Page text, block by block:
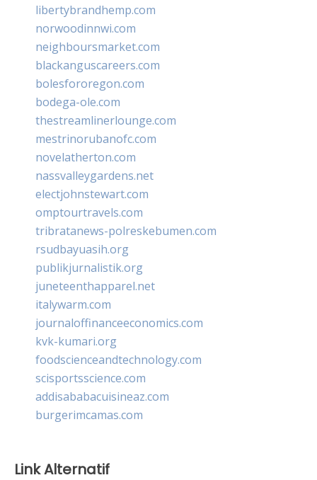
libertybrandhemp.com
norwoodinnwi.com
neighboursmarket.com
blackanguscareers.com
bolesfororegon.com
bodega-ole.com
thestreamlinerlounge.com
mestrinorubanofc.com
novelatherton.com
nassvalleygardens.net
electjohnstewart.com
omptourtravels.com
tribratanews-polreskebumen.com
rsudbayuasih.org
publikjurnalistik.org
juneteenthapparel.net
italywarm.com
journaloffinanceeconomics.com
kvk-kumari.org
foodscienceandtechnology.com
scisportsscience.com
addisababacuisineaz.com
burgerimcamas.com
Link Alternatif